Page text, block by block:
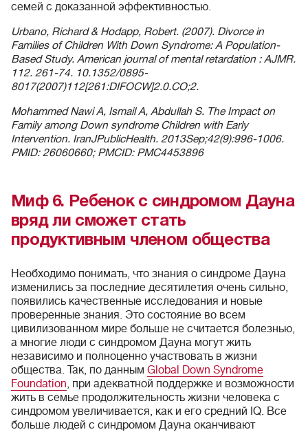
семей с доказанной эффективностью.
Urbano, Richard & Hodapp, Robert. (2007). Divorce in
Families of Children With Down Syndrome: A Population-
Based Study. American journal of mental retardation : AJMR.
112. 261-74. 10.1352/0895-
8017(2007)112[261:DIFOCW]2.0.CO;2.
Mohammed Nawi A, Ismail A, Abdullah S. The Impact on
Family among Down syndrome Children with Early
Intervention. IranJPublicHealth. 2013Sep;42(9):996-1006.
PMID: 26060660; PMCID: PMC4453896
Миф 6. Ребенок с синдромом Дауна
вряд ли сможет стать
продуктивным членом общества
Необходимо понимать, что знания о синдроме Дауна
изменились за последние десятилетия очень сильно,
появились качественные исследования и новые
проверенные знания. Это состояние во всем
цивилизованном мире больше не считается болезнью,
а многие люди с синдромом Дауна могут жить
независимо и полноценно участвовать в жизни
общества. Так, по данным Global Down Syndrome
Foundation, при адекватной поддержке и возможности
жить в семье продолжительность жизни человека с
синдромом увеличивается, как и его средний IQ. Все
больше людей с синдромом Дауна оканчивают